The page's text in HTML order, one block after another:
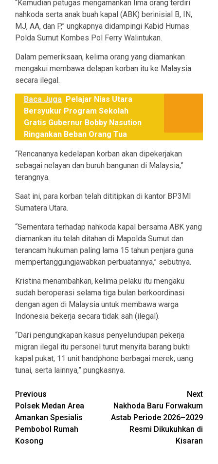
“Kemudian petugas mengamankan lima orang terdiri
nahkoda serta anak buah kapal (ABK) berinisial B, IN,
MJ, AA, dan P,” ungkapnya didampingi Kabid Humas
Polda Sumut Kombes Pol Ferry Walintukan.
Dalam pemeriksaan, kelima orang yang diamankan
mengakui membawa delapan korban itu ke Malaysia
secara ilegal.
Baca Juga Pelajar Nias Utara
Bersyukur Program Sekolah
Gratis Gubernur Bobby Nasution
Ringankan Beban Orang Tua
“Rencananya kedelapan korban akan dipekerjakan
sebagai nelayan dan buruh bangunan di Malaysia,”
terangnya.
Saat ini, para korban telah dititipkan di kantor BP3MI
Sumatera Utara.
“Sementara terhadap nahkoda kapal bersama ABK yang
diamankan itu telah ditahan di Mapolda Sumut dan
terancam hukuman paling lama 15 tahun penjara guna
mempertanggungjawabkan perbuatannya,” sebutnya.
Kristina menambahkan, kelima pelaku itu mengaku
sudah beroperasi selama tiga bulan berkoordinasi
dengan agen di Malaysia untuk membawa warga
Indonesia bekerja secara tidak sah (ilegal).
“Dari pengungkapan kasus penyelundupan pekerja
migran ilegal itu personel turut menyita barang bukti
kapal pukat, 11 unit handphone berbagai merek, uang
tunai, serta lainnya,” pungkasnya.
Post
navigation
Previous
Polsek Medan Area
Amankan Spesialis
Pembobol Rumah
Kosong
Next
Nakhoda Baru Forwakum
Astab Periode 2026–2029
Resmi Dikukuhkan di
Kisaran